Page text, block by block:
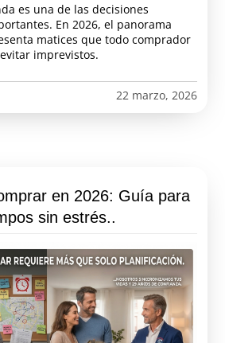
es una de las decisiones
En 2026, el panorama
matices que todo comprador
imprevistos.
22 marzo, 2026
en 2026: Guía para
sin estrés..